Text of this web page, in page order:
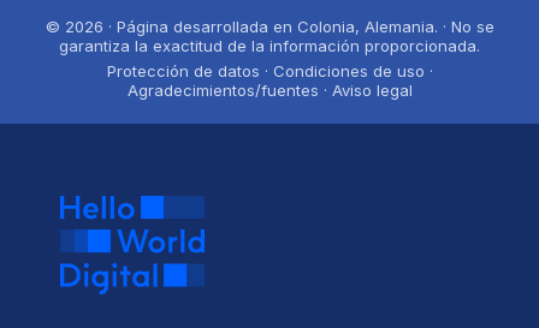
© 2026 · Página desarrollada en Colonia, Alemania. · No se
garantiza la exactitud de la información proporcionada.
Protección de datos · Condiciones de uso ·
Agradecimientos/fuentes · Aviso legal